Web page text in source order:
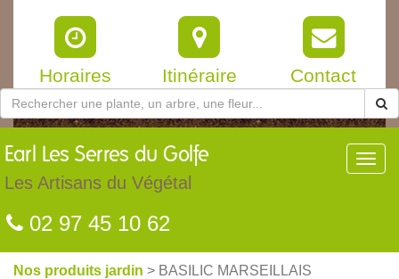
Horaires Itinéraire Contact
Earl Les Serres du Golfe
Les Artisans du Végétal
02 97 45 10 62
Nos produits jardin > BASILIC MARSEILLAIS